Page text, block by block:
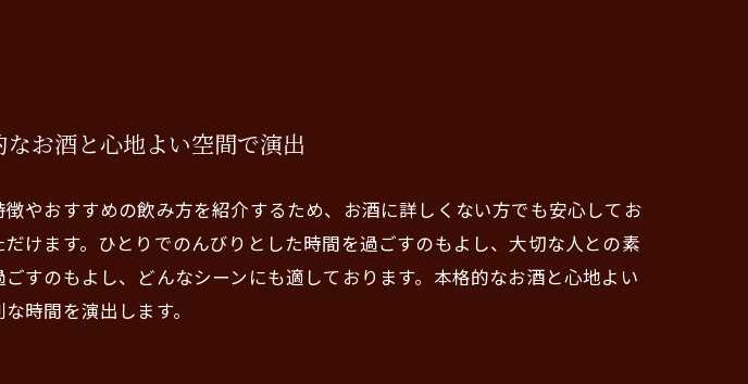
なお酒と心地よい空間で演出
やおすすめの飲み方を紹介するため、お酒に詳しくない方でも安心してお
だけます。ひとりでのんびりとした時間を過ごすのもよし、大切な人との素
すのもよし、どんなシーンにも適しております。本格的なお酒と心地よい
時間を演出します。